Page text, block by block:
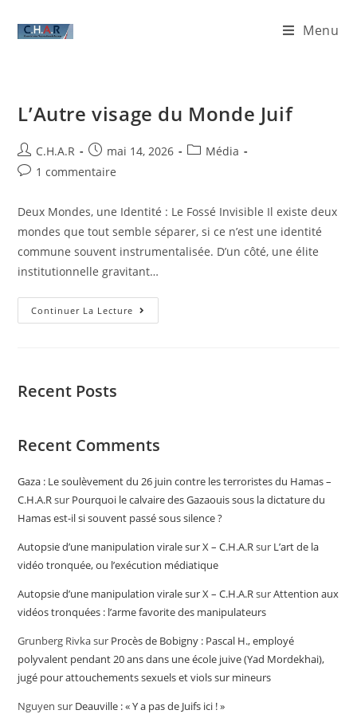
Menu
L’Autre visage du Monde Juif
C.H.A.R mai 14, 2026
Média
1 commentaire
Deux Mondes, une Identité : Le Fossé Invisible ​Il existe deux
mondes que tout semble séparer, si ce n’est une identité
commune souvent instrumentalisée. D’un côté, une élite
institutionnelle gravitant…
Continuer La Lecture
Recent Posts
Recent Comments
Gaza : Le soulèvement du 26 juin contre les terroristes du Hamas –
C.H.A.Rsur Pourquoi le calvaire des Gazaouis sous la dictature du
Hamas est-il si souvent passé sous silence ?
Autopsie d’une manipulation virale sur X – C.H.A.Rsur L’art de la
vidéo tronquée, ou l’exécution médiatique
Autopsie d’une manipulation virale sur X – C.H.A.RsurAttention aux
vidéos tronquées : l’arme favorite des manipulateurs
Grunberg Rivkasur Procès de Bobigny : Pascal H., employé
polyvalent pendant 20 ans dans une école juive (Yad Mordekhai),
jugé pour attouchements sexuels et viols sur mineurs
Nguyen sur Deauville : « Y a pas de Juifs ici ! »